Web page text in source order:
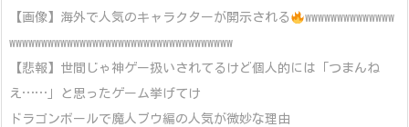
【画像】海外で人気のキャラクターが開示される
wwwwwwwwwwwwww
wwwwwwwwwwwwwwwwwwwwwwwwwwwwwwwwwww
【悲報】世間じゃ神ゲー扱いされてるけど個人的には「つまんね
え……」と思ったゲーム挙げてけ
ドラゴンボールで魔人ブウ編の人気が微妙な理由